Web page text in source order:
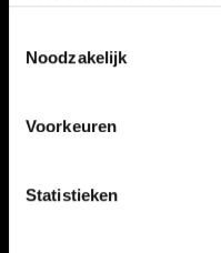
Noodzakelijk
Voorkeuren
Statistieken
VERHALEN
KALENDER
THEMA’S